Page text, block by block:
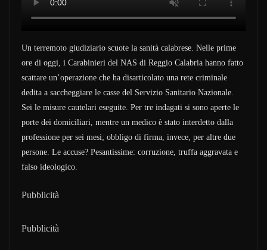
Un terremoto giudiziario scuote la sanità calabrese. Nelle prime
ore di oggi, i Carabinieri del NAS di Reggio Calabria hanno fatto
scattare un’operazione che ha disarticolato una rete criminale
dedita a saccheggiare le casse del Servizio Sanitario Nazionale.
Sei le misure cautelari eseguite. Per tre indagati si sono aperte le
porte dei domiciliari, mentre un medico è stato interdetto dalla
professione per sei mesi; obbligo di firma, invece, per altre due
persone. Le accuse? Pesantissime: corruzione, truffa aggravata e
falso ideologico.
Pubblicità
Pubblicità